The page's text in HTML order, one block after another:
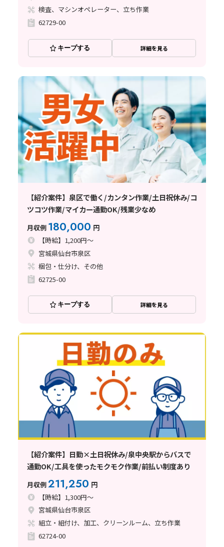
検査、マシンオペレーター、立ち作業
62729-00
キープする 詳細を見る
【紹介案件】泉区で働く/カンタン作業/土日祝休み/コ
ツコツ作業/マイカー通勤OK/残業少なめ
月収例 180,000 円
【時給】1,200円～
宮城県仙台市泉区
梱包・仕分け、その他
62725-00
キープする 詳細を見る
【紹介案件】日勤×土日祝休み/泉中央駅からバスで
通勤OK/工具を使ったモクモク作業/前払い制度あり
月収例211,250 円
【時給】1,300円～
宮城県仙台市泉区
組立・組付け、加工、クリーンルーム、立ち作業
62724-00